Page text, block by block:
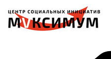
содержимому